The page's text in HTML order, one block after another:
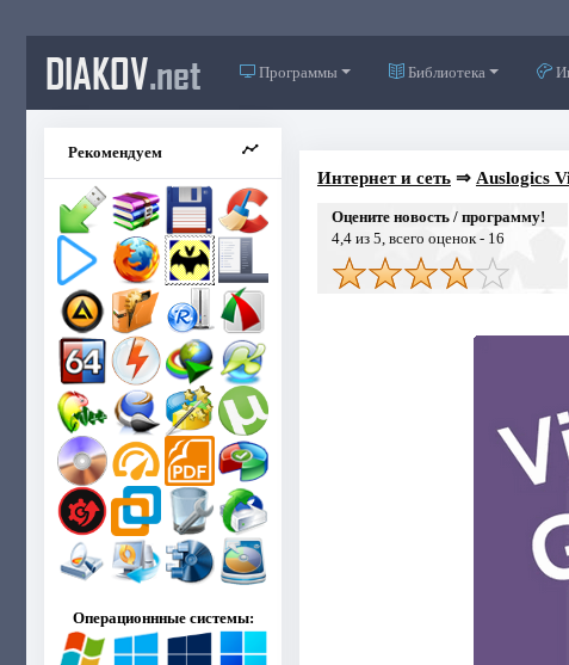
DIAKOV.net Программы Библиотека
Рекомендуем
Операционнные системы:
Интернет и сеть⇒ Auslogics
Оцените новость / программу!
4,4из 5, всего оценок - 16